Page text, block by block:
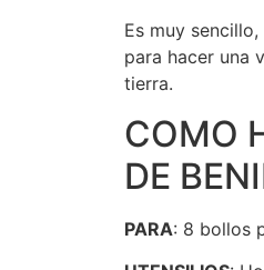
Es muy
para hacer una
tierra.
COMO
DE
PARA: 8 bollos